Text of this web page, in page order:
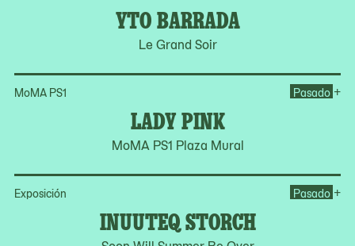
YTO BARRADA
Le Grand Soir
MoMA PS1
LADY PINK
MoMA PS1 Plaza Mural
Pasado +
Exposición
INUUTEQ STORCH
Pasado +